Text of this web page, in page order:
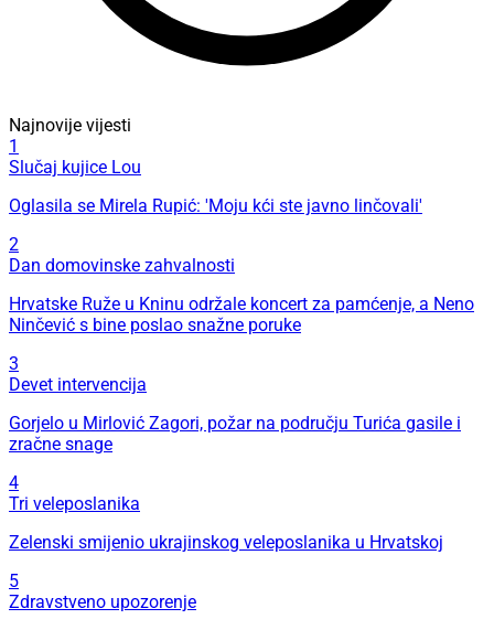
Najnovije vijesti
1
Slučaj kujice Lou
Oglasila se Mirela Rupić: 'Moju kći ste javno linčovali'
2
Dan domovinske zahvalnosti
Hrvatske Ruže u Kninu održale koncert za pamćenje, a Neno
Ninčević s bine poslao snažne poruke
3
Devet intervencija
Gorjelo u Mirlović Zagori, požar na području Turića gasile i
zračne snage
4
Tri veleposlanika
Zelenski smijenio ukrajinskog veleposlanika u Hrvatskoj
5
Zdravstveno upozorenje